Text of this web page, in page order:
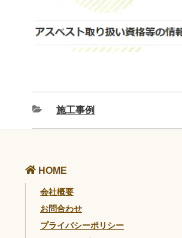
施工事例
HOME
会社概要
お問合わせ
プライバシーポリシー